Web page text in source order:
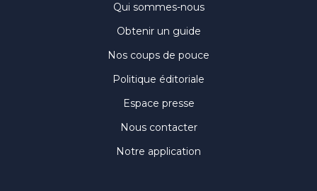
Qui sommes-nous
Obtenir un guide
Nos coups de pouce
Politique éditoriale
Espace presse
Nous contacter
Notre application